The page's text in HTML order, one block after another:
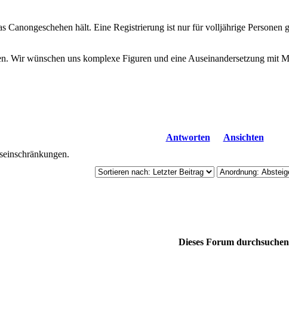
hält. Eine Registrierung ist nur für volljährige Personen
Wir wünschen uns komplexe Figuren und eine Auseinandersetzung mit
Antworten Ansichten
Dieses Forum